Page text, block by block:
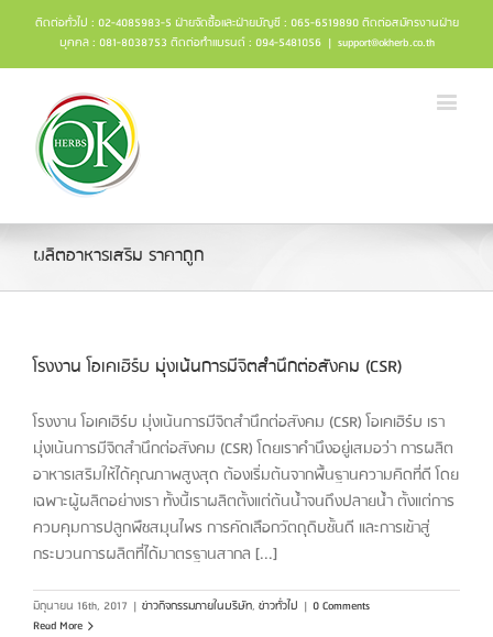
ติดต่อทั่วไป : 02-4085983-5 ฝ่ายจัดซื้อและฝ่ายบัญชี : 065-6519890 ติดต่อสมัครงานฝ่าย
บุคคล : 081-8038753 ติดต่อทำแบรนด์ : 094-5481056 | support@okherb.co.th
ผลิตอาหารเสริม ราคาถูก
โรงงาน โอเคเฮิร์บ มุ่งเน้นการมีจิตสำนึกต่อสังคม (CSR)
โรงงาน โอเคเฮิร์บ มุ่งเน้นการมีจิตสำนึกต่อสังคม (CSR) โอเคเฮิร์บ เรา
มุ่งเน้นการมีจิตสำนึกต่อสังคม (CSR) โดยเราคำนึงอยู่เสมอว่า การผลิต
อาหารเสริมให้ได้คุณภาพสูงสุด ต้องเริ่มต้นจากพื้นฐานความคิดที่ดี โดย
เฉพาะผู้ผลิตอย่างเรา ทั้งนี้เราผลิตตั้งแต่ต้นน้ำจนถึงปลายน้ำ ตั้งแต่การ
ควบคุมการปลูกพืชสมุนไพร การคัดเลือกวัตถุดิบชั้นดี และการเข้าสู่
กระบวนการผลิตที่ได้มาตรฐานสากล [...]
มิถุนายน 16th, 2017 | ข่าวกิจกรรมภายในบริษัท, ข่าวทั่วไป | 0 Comments
Read More